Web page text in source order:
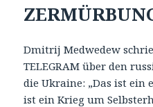
Dmitrij Medwedew
TELEGRAM über den
die Ukraine: „Das ist
ist ein Krieg um